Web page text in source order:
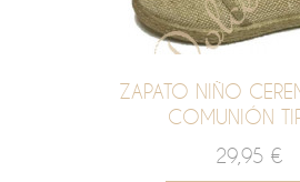
ZAPATO NIÑO
COMUNIÓN
29,95 €